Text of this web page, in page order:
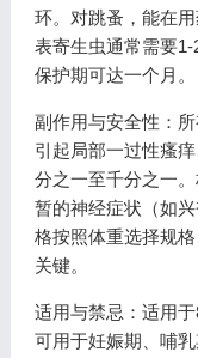
环。对跳蚤，能在
表寄生虫通常需要
保护期可达一个月。
副作用与安全性：
引起局部一过性瘙
分之一至千分之一
暂的神经症状（如
格按照体重选择规
关键。
适用与禁忌：适用
可用于妊娠期、哺